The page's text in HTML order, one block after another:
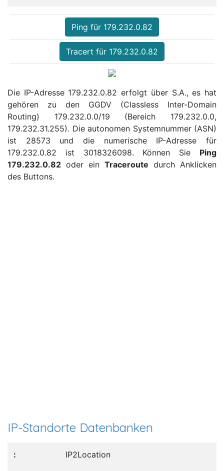
Ping für 179.232.0.82
Tracert für 179.232.0.82
Die IP-Adresse 179.232.0.82 erfolgt über S.A., es hat
gehören zu den GGDV (Classless Inter-Domain
Routing) 179.232.0.0/19 (Bereich 179.232.0.0,
179.232.31.255). Die autonomen Systemnummer (ASN)
ist 28573 und die numerische IP-Adresse für
179.232.0.82 ist 3018326098. Können Sie Ping
179.232.0.82 oder ein Traceroute durch Anklicken
des Buttons.
IP-Standorte Datenbanken
IP2Location